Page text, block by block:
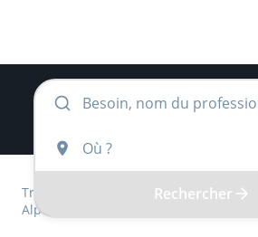
Rechercher
Trouver
Provence-Alpes-Côte d'Azur
Alpes-Maritimes